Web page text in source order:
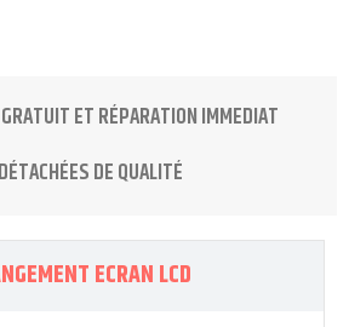
ET RÉPARATION IMMEDIAT
DE QUALITÉ
ECRAN LCD